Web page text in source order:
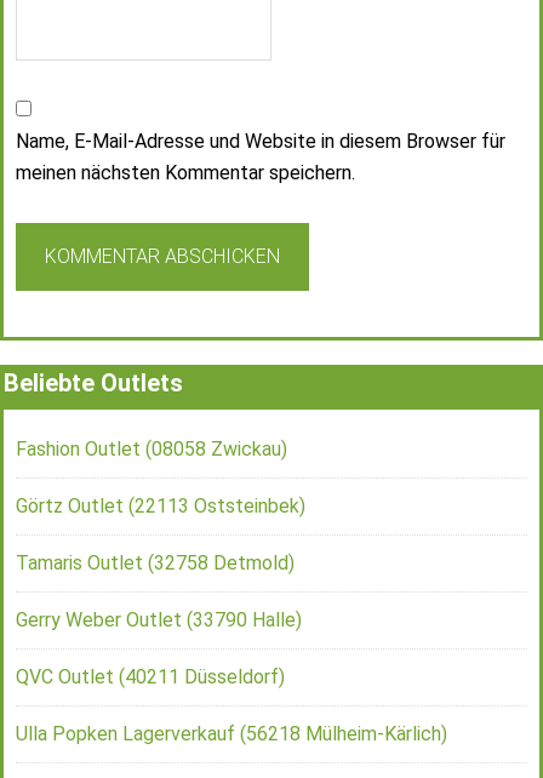
Name, E-Mail-Adresse und Website in diesem Browser für
meinen nächsten Kommentar speichern.
Beliebte Outlets
Fashion Outlet (08058 Zwickau)
Görtz Outlet (22113 Oststeinbek)
Tamaris Outlet (32758 Detmold)
Gerry Weber Outlet (33790 Halle)
QVC Outlet (40211 Düsseldorf)
Ulla Popken Lagerverkauf (56218 Mülheim-Kärlich)